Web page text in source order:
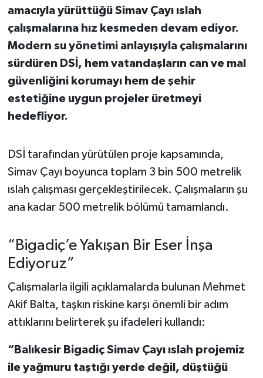
amacıyla yürüttüğü Simav Çayı ıslah
çalışmalarına hız kesmeden devam ediyor.
Modern su yönetimi anlayışıyla çalışmalarını
sürdüren DSİ, hem vatandaşların can ve mal
güvenliğini korumayı hem de şehir
estetiğine uygun projeler üretmeyi
hedefliyor.
DSİ tarafından yürütülen proje kapsamında,
Simav Çayı boyunca toplam 3 bin 500 metrelik
ıslah çalışması gerçekleştirilecek. Çalışmaların şu
ana kadar 500 metrelik bölümü tamamlandı.
“Bigadiç’e Yakışan Bir Eser İnşa
Ediyoruz”
Çalışmalarla ilgili açıklamalarda bulunan Mehmet
Akif Balta, taşkın riskine karşı önemli bir adım
attıklarını belirterek şu ifadeleri kullandı:
“Balıkesir Bigadiç Simav Çayı ıslah projemiz
ile yağmuru taştığı yerde değil, düştüğü
KENT GÜNDEMİ
Kepsut
MAGAZİN
OLAY
Resmi İlanlar
SAĞLIK
Savaştepe
SİYASET